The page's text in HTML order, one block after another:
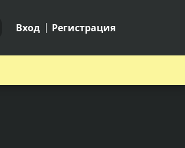
Вход Регистрация